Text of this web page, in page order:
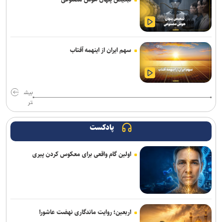
وزیر بهداشت: سلامت مردم مناطق صنعتی به‌صورت مستمر رصد می‌شود
ضوابط جدید گزینش دانشجومعلمان ابلاغ شد
دستگیری باند کپی کارت‌های بانکی؛ ۵۴ شهروند قربانی شدند
عدم کنترل ادرار پس از چهارسالگی را جدی بگیرید/ نگه داشتن ادرار در
تمدید خدمات‌رسانی قرارگاه زرباطیه تا ۱۶ مرداد
ارائه بیش از ۱.۷ میلیون خدمت به زائران اربعین/ اجرای پزشکی خانواده تا
شهریور در ۶۴ شهر منتخب
اعزام ۱۳۰ هزار زائر اربعین از پایانه‌های مسافربری شهر تهران
اتوبوس‌های رایگان شرکت واحد برای بازگشت زائران اربعین
دادگاه پرونده کثیرالشاکی شرکت تات موتور تاک با ۲۹۷۹ نفر شاکی برگزار
سهم ایران از اینهمه آفتاب
بیش
تر
پادکست
اولین گام واقعی برای معکوس کردن پیری
اربعین؛ روایت ماندگاری نهضت عاشورا